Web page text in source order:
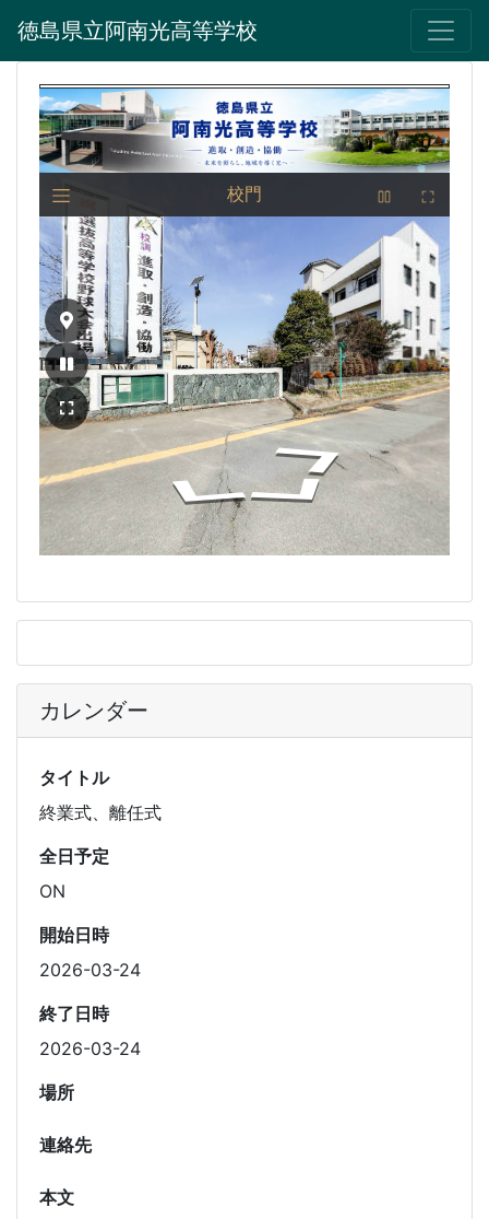
徳島県立阿南光高等学校
カレンダー
タイトル
終業式、離任式
全日予定
ON
開始日時
2026-03-24
終了日時
2026-03-24
場所
連絡先
本文